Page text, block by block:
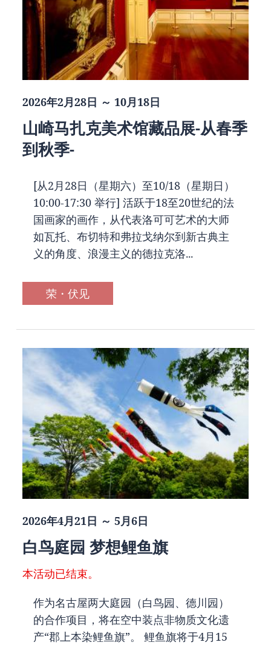
2026年2月28日 ～ 10月18日
山崎马扎克美术馆藏品展-从春季
到秋季-
[从2月28日（星期六）至10/18（星期日）
10:00-17:30 举行] 活跃于18至20世纪的法
国画家的画作，从代表洛可可艺术的大师
如瓦托、布切特和弗拉戈纳尔到新古典主
义的角度、浪漫主义的德拉克洛...
荣・伏见
2026年4月21日 ～ 5月6日
白鸟庭园 梦想鲤鱼旗
本活动已结束。
作为名古屋两大庭园（白鸟园、德川园）
的合作项目，将在空中装点非物质文化遗
产“郡上本染鲤鱼旗”。 鲤鱼旗将于4月15